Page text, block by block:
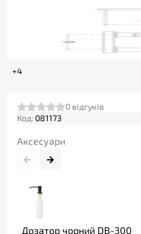
+4
0 відгуків
Код: 081173
Аксесуари
Дозатор чорний DB-300